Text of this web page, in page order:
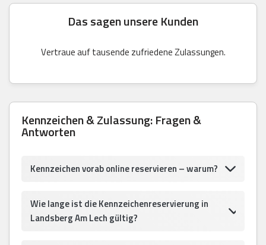
Das sagen unsere Kunden
Vertraue auf tausende zufriedene Zulassungen.
Kennzeichen & Zulassung: Fragen &
Antworten
Kennzeichen vorab online reservieren – warum?
Wie lange ist die Kennzeichenreservierung in
Landsberg Am Lech gültig?